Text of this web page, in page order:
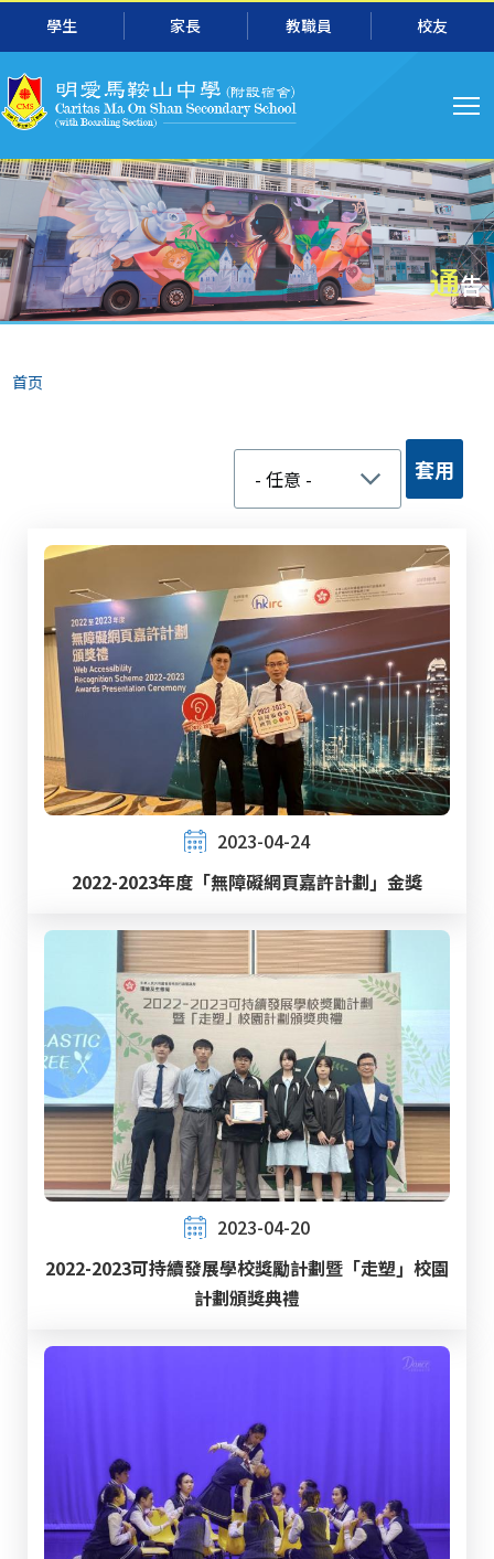
跳转到主要内容
學生 家長 教職員 校友
主
航
通告
面
包
首页
2023-04-24
2022-2023年度「無障礙網頁嘉許計劃」金獎
2023-04-20
2022-2023可持續發展學校獎勵計劃暨「走塑」校園
計劃頒獎典禮